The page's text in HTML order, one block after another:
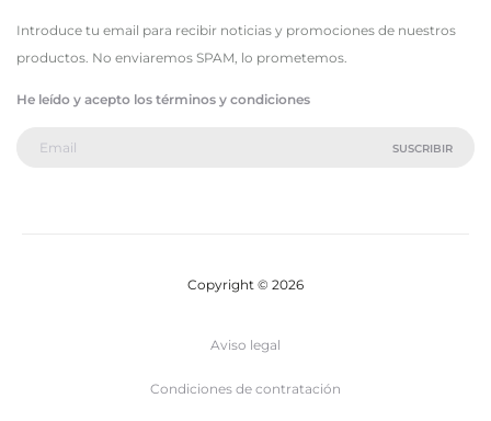
Introduce tu email para recibir noticias y promociones de nuestros
productos. No enviaremos SPAM, lo prometemos.
He leído y acepto los términos y condiciones
Copyright © 2026
Aviso legal
Condiciones de contratación